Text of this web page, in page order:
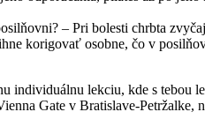
– Pri bolesti chrbta
korigovať osobne, čo v
individuálnu lekciu, kde s tebou
Gate v Bratislave-Petržalke,